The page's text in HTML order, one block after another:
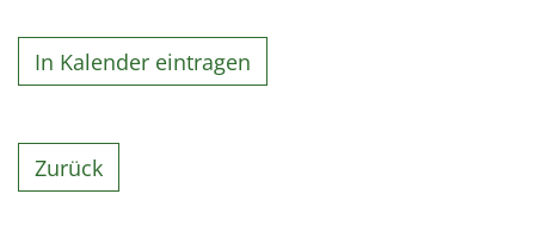
In Kalender eintragen
Zurück